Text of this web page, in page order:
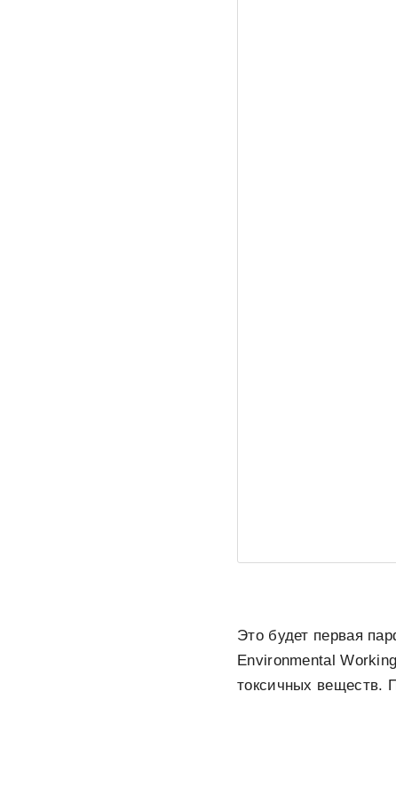
Это будет первая
Environmental
токсичных веществ.